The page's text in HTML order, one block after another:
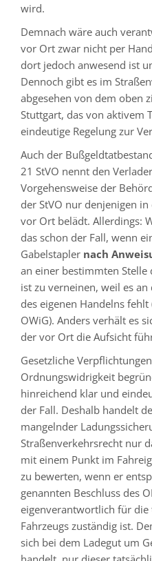
wird.
Demnach wäre auch
vor Ort zwar nicht per
dort jedoch anwesend ist
Dennoch gibt es im
abgesehen von dem oben
Stuttgart, das von aktivem
eindeutige Regelung zur
Auch der
21 StVO nennt den
Vorgehensweise der
der StVO nur denjenigen
vor Ort belädt. Allerdings:
das schon der Fall, wenn
Gabelstapler nach
an einer bestimmten Stelle
ist zu verneinen, weil es
des eigenen Handelns fehlt
OWiG). Anders verhält es
der vor Ort die Aufsicht
Gesetzliche
Ordnungswidrigkeit
hinreichend klar und
der Fall. Deshalb handelt
mangelnder
Straßenverkehrsrecht nur
mit einem Punkt im
zu bewerten, wenn er
genannten Beschluss des
eigenverantwortlich für die
Fahrzeugs zuständig ist.
sich bei dem Ladegut um